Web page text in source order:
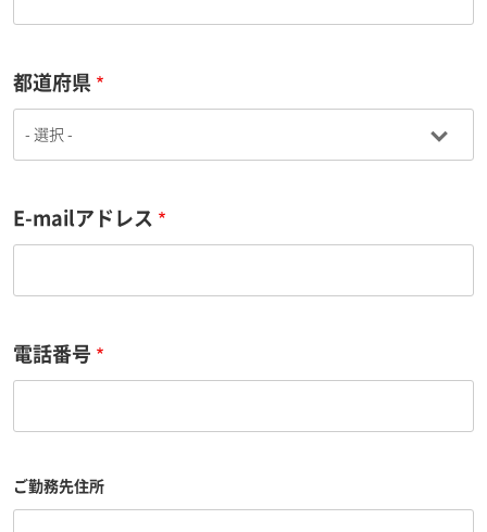
都道府県
E-mailアドレス
電話番号
ご勤務先住所